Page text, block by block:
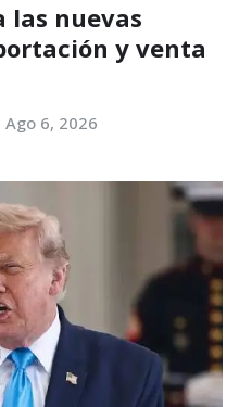
las nuevas
y venta
Ago 6, 2026